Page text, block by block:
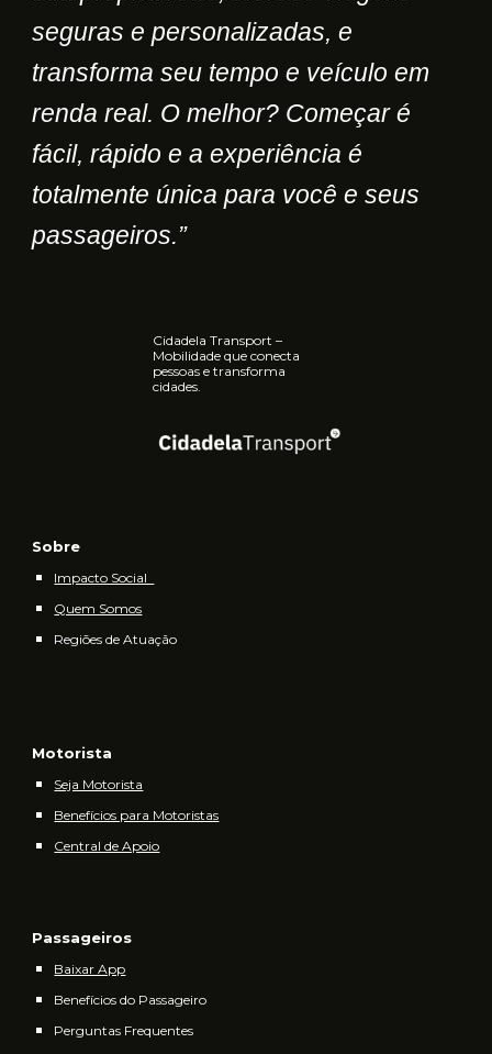
seguras e personalizadas, e
transforma seu tempo e veículo em
renda real. O melhor? Começar é
fácil, rápido e a experiência é
totalmente única para você e seus
passageiros.”
Cidadela Transport –
Mobilidade que conecta
pessoas e transforma
cidades.
Sobre
Impacto Social
Quem Somos
Regiões de Atuação
Motorista
Seja Motorista
Benefícios para Motoristas
Central de Apoio
Passageiros
Baixar App
Benefícios do Passageiro
Perguntas Frequentes